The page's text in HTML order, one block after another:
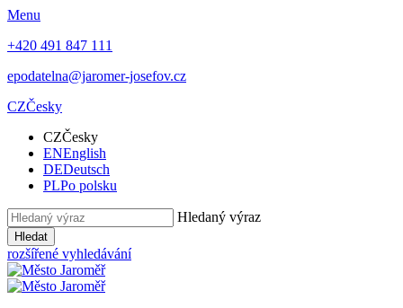
Menu
+420 491 847 111
epodatelna@jaromer-josefov.cz
CZČesky
CZČesky
ENEnglish
DEDeutsch
PLPo polsku
Hledaný výraz
Hledat
rozšířené vyhledávání